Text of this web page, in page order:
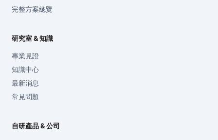
完整方案總覽
研究室 & 知識
專業見證
知識中心
最新消息
常見問題
自研產品 & 公司